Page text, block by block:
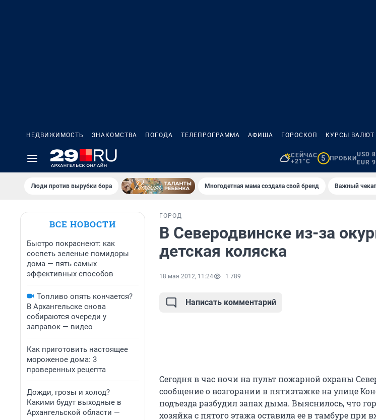
НЕДВИЖИМОСТЬ ЗНАКОМСТВА ПОГОДА ТЕЛЕПРОГРАММА АФИША ГОРОСКОП КУРСЫ ВАЛЮТ
СЕЙЧАС
+21°C
5 ПРОБКИ
USD
EUR
Люди против вырубки бора Многодетная мама создала свой бренд Важный
ВСЕ НОВОСТИ
Быстро покраснеют: как
соспеть зеленые помидоры
дома — пять самых
эффективных способов
Топливо опять кончается?
В Архангельске снова
собираются очереди у
заправок — видео
Как приготовить настоящее
мороженое дома: 3
проверенных рецепта
Дожди, грозы и холод?
Какими будут выходные в
Архангельской области —
ГОРОД
В Северодвинске из-за
детская коляска
18 мая 2012, 11:24 1 789
Написать комментарий
Сегодня в час ночи на пульт пожарной охраны
сообщение о возгорании в пятиэтажке на улице
подъезда разбудил запах дыма. Выяснилось, что
хозяйка с пятого этажа оставила ее в тамбуре при